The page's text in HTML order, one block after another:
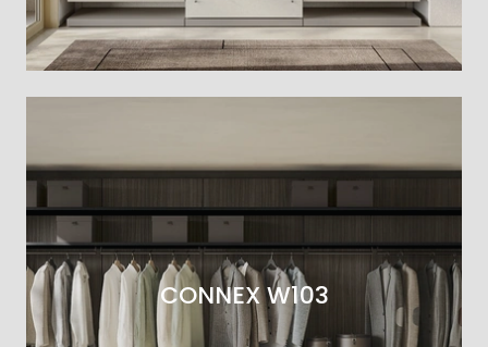
CONNEX W103